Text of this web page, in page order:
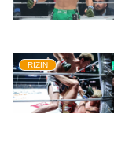
RIZIN